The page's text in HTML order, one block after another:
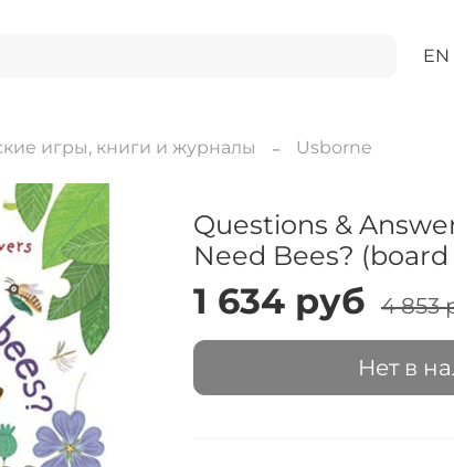
EN
игры, книги и журналы Usborne
Questions &
Need Bees? (board
1 634 руб 4 853
Нет в